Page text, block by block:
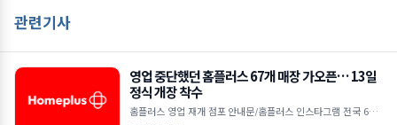
관련기사
영업 중단했던 홈플러스 67개 매장 가오픈… 13일
정식 개장 착수
홈플러스 영업 재개 점포 안내문/홈플러스 인스타그램 전국 67개